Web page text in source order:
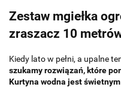
Zestaw mgiełka
zraszacz 10
Kiedy lato w pełni, a upalne
szukamy rozwiązań, które
Kurtyna wodna jest